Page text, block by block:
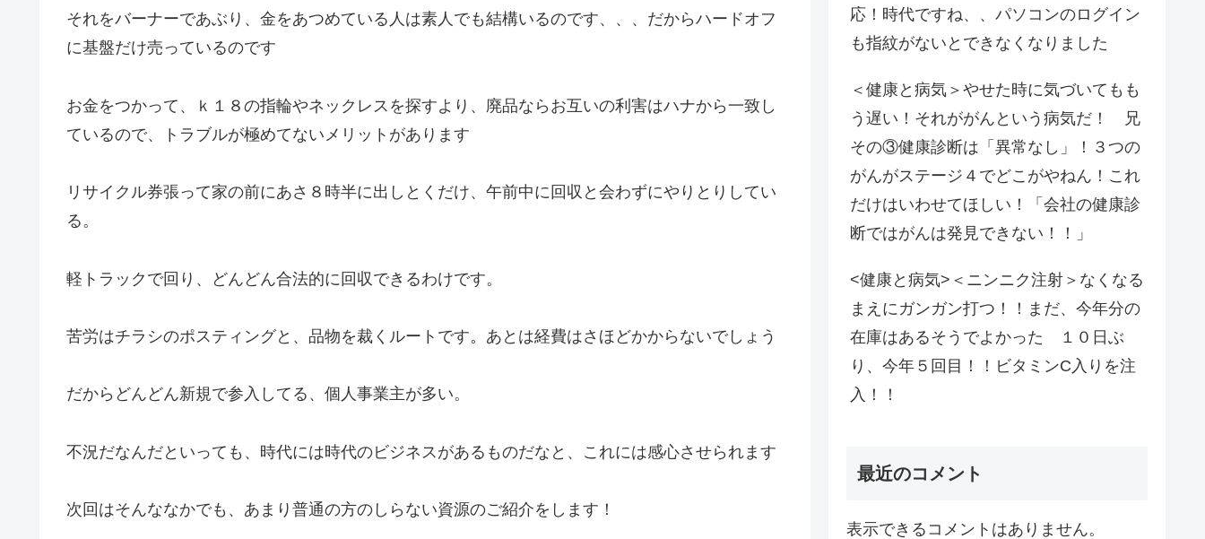
それをバーナーであぶり、金をあつめている人は素人でも結構いるのです、、、だからハードオフ
に基盤だけ売っているのです
お金をつかって、ｋ１８の指輪やネックレスを探すより、廃品ならお互いの利害はハナから一致し
ているので、トラブルが極めてないメリットがあります
リサイクル券張って家の前にあさ８時半に出しとくだけ、午前中に回収と会わずにやりとりしてい
る。
軽トラックで回り、どんどん合法的に回収できるわけです。
苦労はチラシのポスティングと、品物を裁くルートです。あとは経費はさほどかからないでしょう
だからどんどん新規で参入してる、個人事業主が多い。
不況だなんだといっても、時代には時代のビジネスがあるものだなと、これには感心させられます
次回はそんななかでも、あまり普通の方のしらない資源のご紹介をします！
応！時代ですね、、パソコンのログイン
も指紋がないとできなくなりました
＜健康と病気＞やせた時に気づいてもも
う遅い！それががんという病気だ！ 兄
その③健康診断は「異常なし」！３つの
がんがステージ４でどこがやねん！これ
だけはいわせてほしい！「会社の健康診
断ではがんは発見できない！！」
<健康と病気>＜ニンニク注射＞なくなる
まえにガンガン打つ！！まだ、今年分の
在庫はあるそうでよかった １０日ぶ
り、今年５回目！！ビタミンC入りを注
入！！
最近のコメント
表示できるコメントはありません。